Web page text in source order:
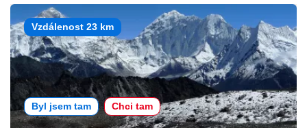
Vzdálenost 23 km
Byl jsem tam Chci tam